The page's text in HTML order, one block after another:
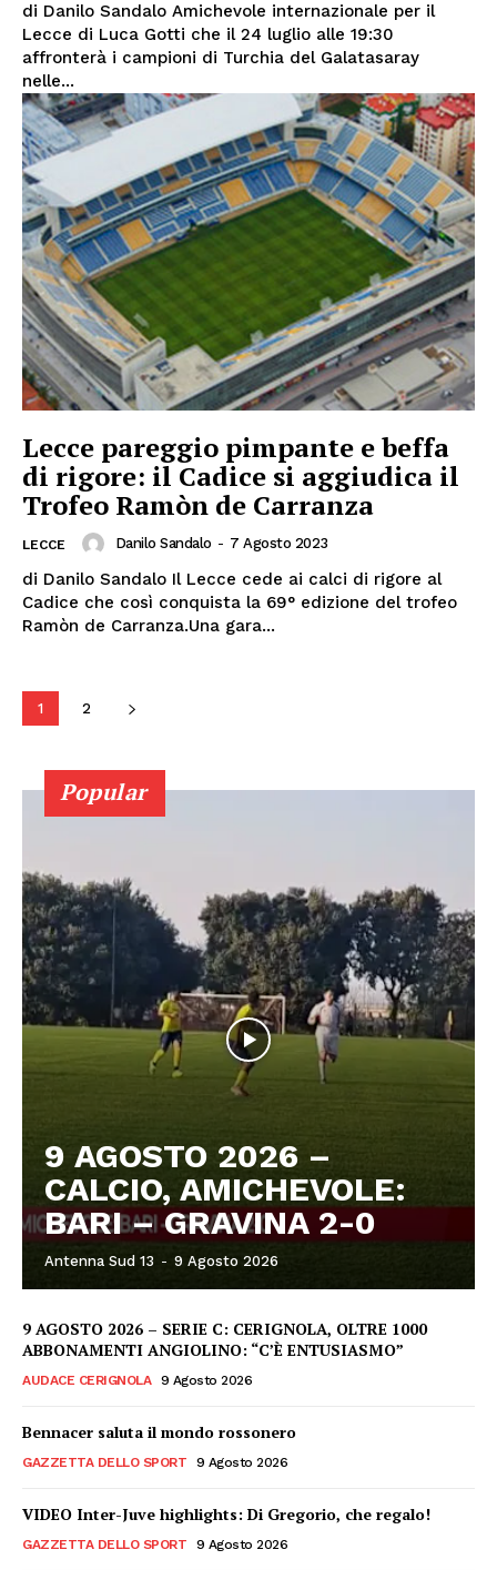
di Danilo Sandalo Amichevole internazionale per il
Lecce di Luca Gotti che il 24 luglio alle 19:30
affronterà i campioni di Turchia del Galatasaray
nelle...
Lecce pareggio pimpante e beffa
di rigore: il Cadice si aggiudica il
Trofeo Ramòn de Carranza
LECCE Danilo Sandalo - 7 Agosto 2023
di Danilo Sandalo Il Lecce cede ai calci di rigore al
Cadice che così conquista la 69° edizione del trofeo
Ramòn de Carranza.Una gara...
1 2
Popular
9 AGOSTO 2026 –
CALCIO, AMICHEVOLE:
BARI – GRAVINA 2-0
Antenna Sud 13 - 9 Agosto 2026
9 AGOSTO 2026 – SERIE C: CERIGNOLA, OLTRE 1000
ABBONAMENTI ANGIOLINO: “C’È ENTUSIASMO”
AUDACE CERIGNOLA 9 Agosto 2026
Bennacer saluta il mondo rossonero
GAZZETTA DELLO SPORT 9 Agosto 2026
VIDEO Inter-Juve highlights: Di Gregorio, che regalo!
GAZZETTA DELLO SPORT 9 Agosto 2026